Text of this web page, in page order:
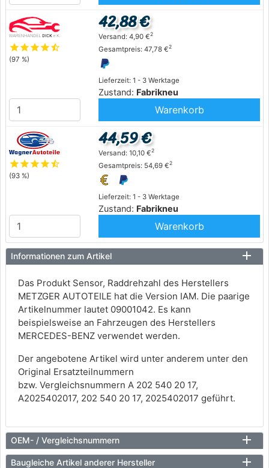
starstarstarstarstar_half
(97 %)
Lieferzeit: 1 - 3 Werktage
Zustand: Fabrikneu
42,88 €
Versand: 4,90 €2
Gesamtpreis: 47,78 €2
Warenkorb
starstarstarstarstar_half
(93 %)
Lieferzeit: 1 - 3 Werktage
Zustand: Fabrikneu
44,59 €
Versand: 10,10 €2
Gesamtpreis: 54,69 €2
Warenkorb
Informationen zum Artikel
Das Produkt Sensor, Raddrehzahl des Herstellers
METZGER AUTOTEILE hat die Version IAM. Die paarige
Artikelnummer lautet 09001042. Es kann
beispielsweise an Fahrzeugen des Herstellers
MERCEDES-BENZ verwendet werden.
Der angebotene Artikel wird unter anderem unter den
Original Ersatzteilnummern
bzw. Vergleichsnummern A 202 540 20 17,
A2025402017, 202 540 20 17, 2025402017 geführt.
OEM- / Vergleichsnummern
Baugleiche Artikel anderer Hersteller